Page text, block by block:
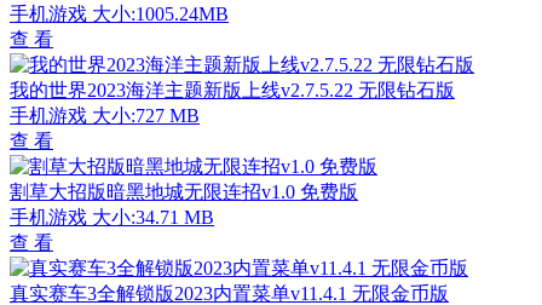
手机游戏 大小:1005.24MB
查 看
我的世界2023海洋主题新版上线v2.7.5.22 无限钻石版
手机游戏 大小:727 MB
查 看
割草大招版暗黑地城无限连招v1.0 免费版
手机游戏 大小:34.71 MB
查 看
真实赛车3全解锁版2023内置菜单v11.4.1 无限金币版